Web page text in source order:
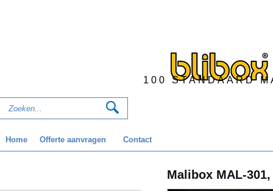
100 STANDAARD
Home Offerte aanvragen Contact
Malibox MAL-